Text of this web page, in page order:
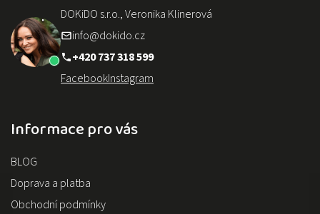
Informace pro vás
BLOG
Doprava a platba
Obchodní podmínky
DOKiDO s.r.o., Veronika Klinerová
info@dokido.cz
+420 737 318 599
FacebookInstagram